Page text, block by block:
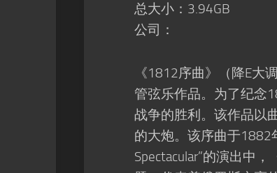
总大小：3.94GB
公司：
《1812序曲》（降E大
管弦乐作品。为了纪念
战争的胜利。该作品以
的大炮。该序曲于1882
Spectacular”的演出中